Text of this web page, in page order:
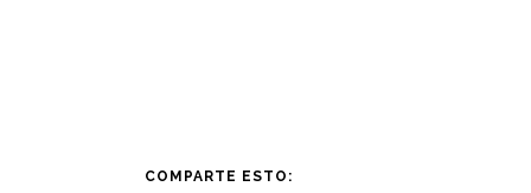
COMPARTE ESTO: